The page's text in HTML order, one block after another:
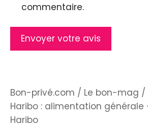
commentaire.
Bon-privé.com / Le bon-mag /
Haribo : alimentation générale
Haribo